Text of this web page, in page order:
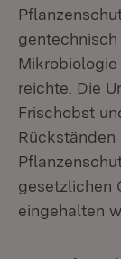
reichte. Die
Frischobst
gesetzlichen
eingehalten